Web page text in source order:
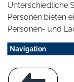
Unterschiedliche
Personen bieten
Personen- und
Navigation